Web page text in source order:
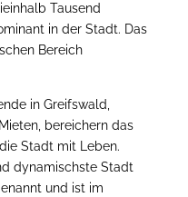
Tausend
in der Stadt. Das
Bereich
in Greifswald,
bereichern das
Stadt mit Leben.
dynamischste Stadt
und ist im